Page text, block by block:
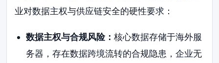
业对数据主权与供应链安全的硬性要求：
数据主权与合规风险： 核心数据存储于海外服
务器，存在数据跨境流转的合规隐患，企业无